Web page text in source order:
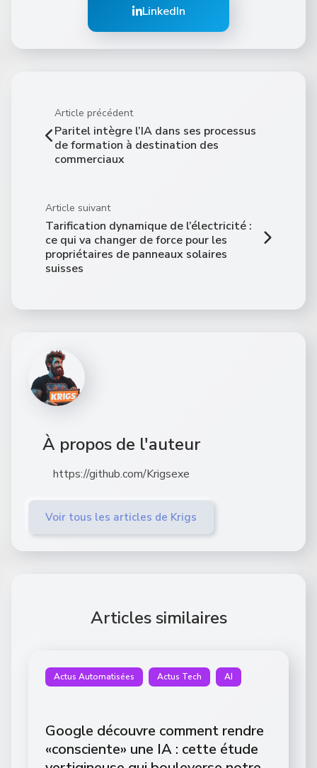
LinkedIn
Article précédent
Paritel intègre l’IA dans ses processus
de formation à destination des
commerciaux
Article suivant
Tarification dynamique de l’électricité :
ce qui va changer de force pour les
propriétaires de panneaux solaires
suisses
À propos de l'auteur
https://github.com/Krigsexe
Voir tous les articles de Krigs
Articles similaires
Actus Automatisées Actus Tech AI
Google découvre comment rendre
«consciente» une IA : cette étude